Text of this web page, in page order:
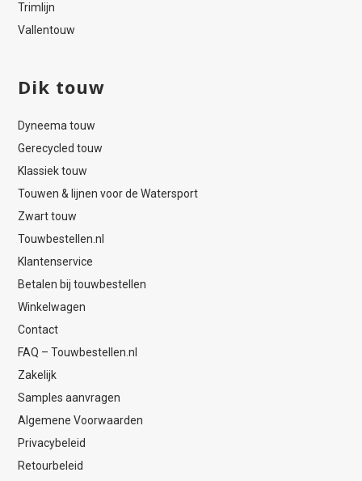
Trimlijn
Vallentouw
Dik touw
Dyneema touw
Gerecycled touw
Klassiek touw
Touwen & lijnen voor de Watersport
Zwart touw
Touwbestellen.nl
Klantenservice
Betalen bij touwbestellen
Winkelwagen
Contact
FAQ – Touwbestellen.nl
Zakelijk
Samples aanvragen
Algemene Voorwaarden
Privacybeleid
Retourbeleid